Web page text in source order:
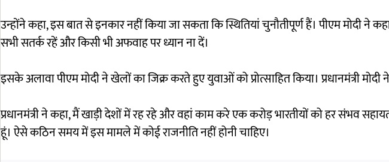
उन्होंने कहा, इस बात से इनकार नहीं किया जा सकता कि स्थितियां चुनौतीपूर्ण हैं। पीएम मोदी
सभी सतर्क रहें और किसी भी अफवाह पर ध्यान ना दें।
इसके अलावा पीएम मोदी ने खेलों का जिक्र करते हुए युवाओं को प्रोत्साहित किया। प्रधानमंत्री
प्रधानमंत्री ने कहा, मैं खाड़ी देशों में रह रहे और वहां काम करे एक करोड़ भारतीयों को हर संभव
हूं। ऐसे कठिन समय में इस मामले में कोई राजनीति नहीं होनी चाहिए।